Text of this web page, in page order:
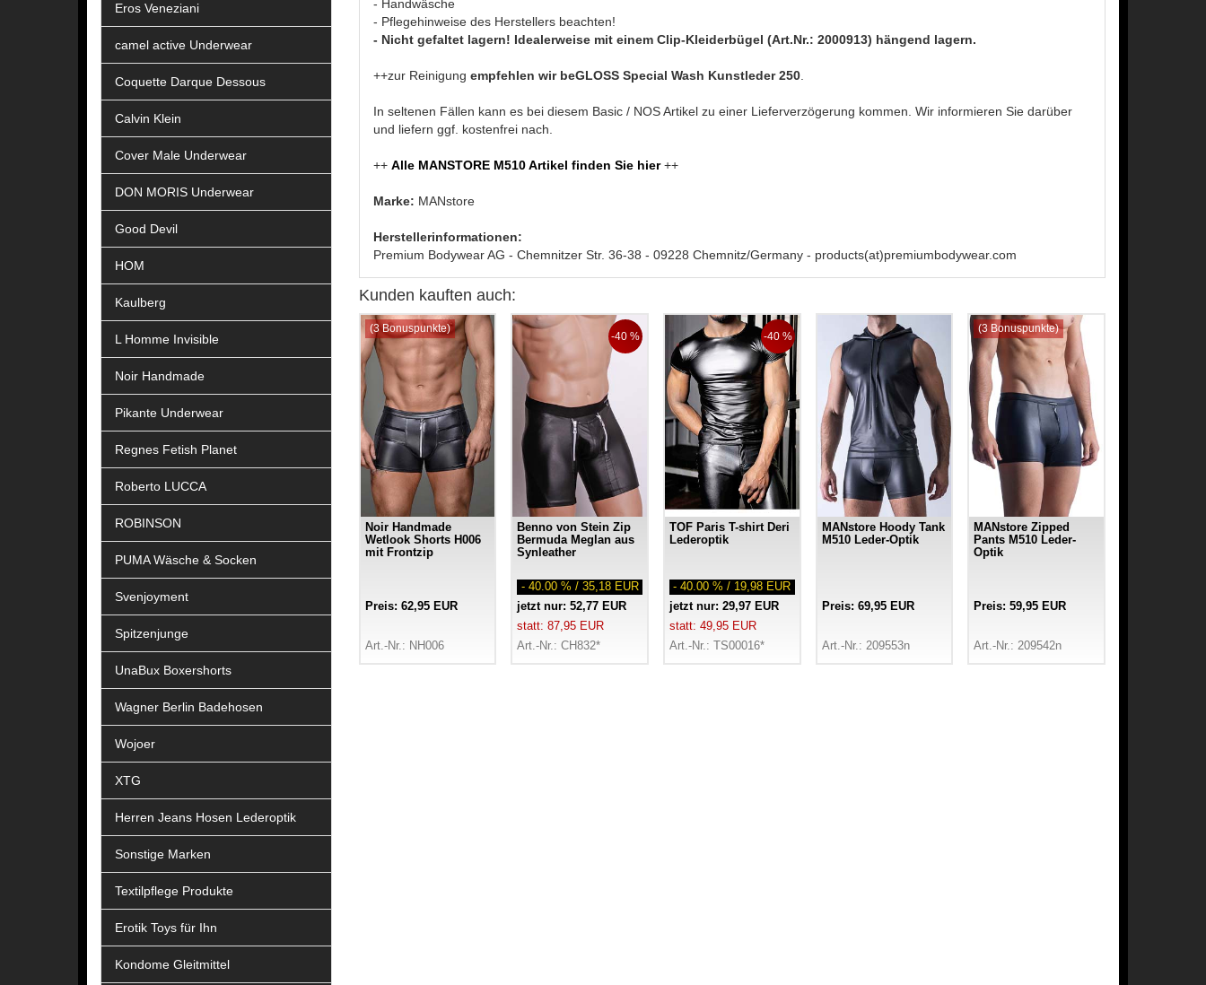
Eros Veneziani
camel active Underwear
Coquette Darque Dessous
Calvin Klein
Cover Male Underwear
DON MORIS Underwear
Good Devil
HOM
Kaulberg
L Homme Invisible
Noir Handmade
Pikante Underwear
Regnes Fetish Planet
Roberto LUCCA
ROBINSON
PUMA Wäsche & Socken
Svenjoyment
Spitzenjunge
UnaBux Boxershorts
Wagner Berlin Badehosen
Wojoer
XTG
Herren Jeans Hosen Lederoptik
Sonstige Marken
Textilpflege Produkte
Erotik Toys für Ihn
Kondome Gleitmittel
- Handwäsche
- Pflegehinweise des Herstellers beachten!
- Nicht gefaltet lagern! Idealerweise mit einem Clip-Kleiderbügel (Art.Nr.: 2000913) hängend lagern.
++zur Reinigung empfehlen wir beGLOSS Special Wash Kunstleder 250.
In seltenen Fällen kann es bei diesem Basic / NOS Artikel zu einer Lieferverzögerung kommen. Wir informieren Sie darüber
und liefern ggf. kostenfrei nach.
++ Alle MANSTORE M510 Artikel finden Sie hier++
Marke: MANstore
Herstellerinformationen:
Premium Bodywear AG - Chemnitzer Str. 36-38 - 09228 Chemnitz/Germany - products(at)premiumbodywear.com
Kunden kauften auch:
(3 Bonuspunkte)
Noir Handmade
Wetlook Shorts H006
mit Frontzip
Preis: 62,95 EUR
Art.-Nr.: NH006
-40 %
Benno von Stein Zip
Bermuda Meglan aus
Synleather
- 40.00 % / 35,18 EUR
jetzt nur: 52,77 EUR
statt: 87,95 EUR
Art.-Nr.: CH832*
-40 %
TOF Paris T-shirt Deri
Lederoptik
- 40.00 % / 19,98 EUR
jetzt nur: 29,97 EUR
statt: 49,95 EUR
Art.-Nr.: TS00016*
MANstore Hoody Tank
M510 Leder-Optik
Preis: 69,95 EUR
Art.-Nr.: 209553n
(3 Bonuspunkte)
MANstore Zipped
Pants M510 Leder-
Optik
Preis: 59,95 EUR
Art.-Nr.: 209542n